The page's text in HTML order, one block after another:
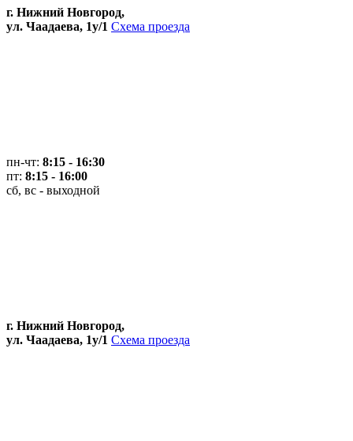
г. Нижний Новгород,
ул. Чаадаева, 1у/1 Схема проезда
пн-чт: 8:15 - 16:30
пт: 8:15 - 16:00
сб, вс - выходной
г. Нижний Новгород,
ул. Чаадаева, 1у/1 Схема проезда